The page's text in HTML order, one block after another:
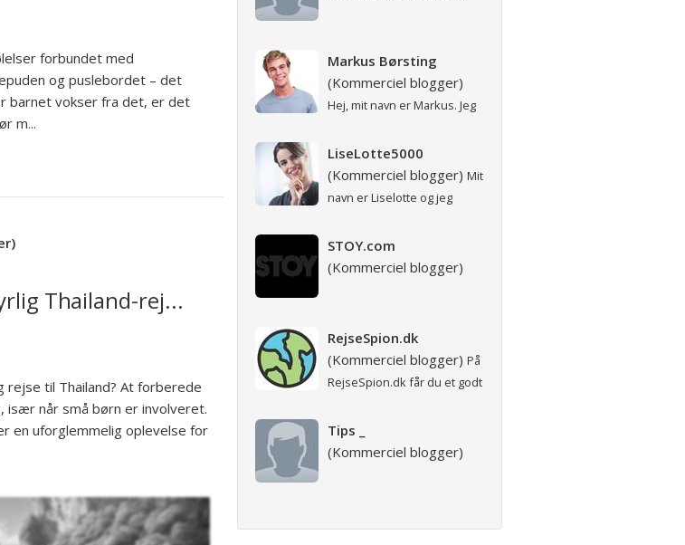
forbundet med
og puslebordet – det
barnet vokser fra det, er det
m...
Thailand-rej...
rejse til Thailand? At forberede
når små børn er involveret.
en uforglemmelig oplevelse for
Markus Børsting
Nilausen
(Kommerciel blogger)
Hej, mit navn er Markus. Jeg
sammen med min kone...
LiseLotte5000
(Kommerciel blogger) Mit
navn er Liselotte og jeg
vuggestue. Jeg vi...
STOY.com
(Kommerciel blogger)
RejseSpion.dk
(Kommerciel blogger) På
RejseSpion.dk får du et godt
rejsetilbud. Man...
Tips _
(Kommerciel blogger)